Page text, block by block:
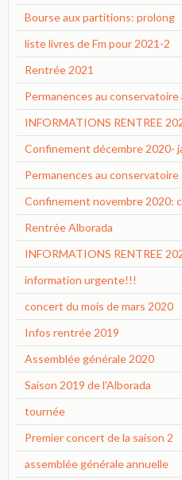
Bourse aux partitions: prolong
liste livres de Fm pour 2021-2
Rentrée 2021
Permanences au conservatoire
INFORMATIONS RENTREE
Confinement décembre 2020-
Permanences au conservatoire
Confinement novembre 2020:
Rentrée Alborada
INFORMATIONS RENTREE
information urgente!!!
concert du mois de mars 2020
Infos rentrée 2019
Assemblée générale 2020
Saison 2019 de l'Alborada
tournée
Premier concert de la saison 2
assemblée générale annuelle